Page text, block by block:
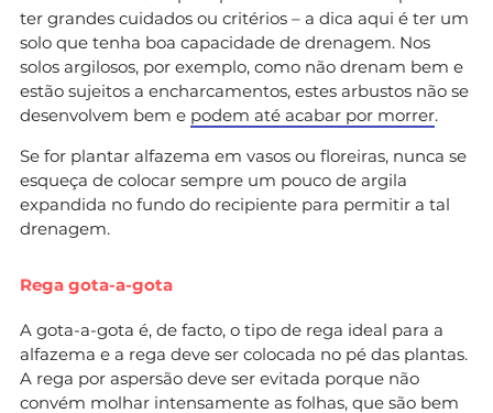
ter grandes cuidados ou critérios – a dica aqui é ter um
solo que tenha boa capacidade de drenagem. Nos
solos argilosos, por exemplo, como não drenam bem e
estão sujeitos a encharcamentos, estes arbustos não se
desenvolvem bem e podem até acabar por morrer.
Se for plantar alfazema em vasos ou floreiras, nunca se
esqueça de colocar sempre um pouco de argila
expandida no fundo do recipiente para permitir a tal
drenagem.
Rega gota-a-gota
A gota-a-gota é, de facto, o tipo de rega ideal para a
alfazema e a rega deve ser colocada no pé das plantas.
A rega por aspersão deve ser evitada porque não
convém molhar intensamente as folhas, que são bem